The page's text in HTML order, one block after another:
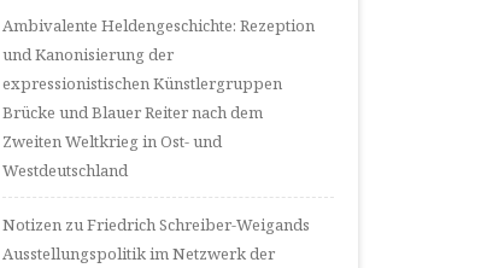
Ambivalente Heldengeschichte: Rezeption
und Kanonisierung der
expressionistischen Künstlergruppen
Brücke und Blauer Reiter nach dem
Zweiten Weltkrieg in Ost- und
Westdeutschland
Notizen zu Friedrich Schreiber-Weigands
Ausstellungspolitik im Netzwerk der